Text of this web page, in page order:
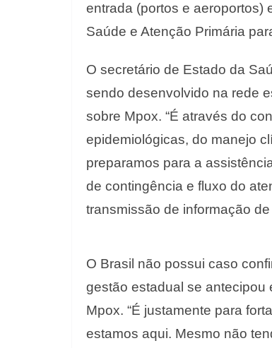
entrada (portos e aeroportos)
Saúde e Atenção Primária
O secretário de Estado da
sendo desenvolvido na rede
sobre Mpox. “É através do
epidemiológicas, do manejo
preparamos para a
de contingência e fluxo do
transmissão de informação
O Brasil não possui caso
gestão estadual se antecipou
Mpox. “É justamente para
estamos aqui. Mesmo não